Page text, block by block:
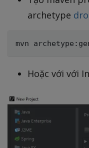
archetype
Hoặc với với